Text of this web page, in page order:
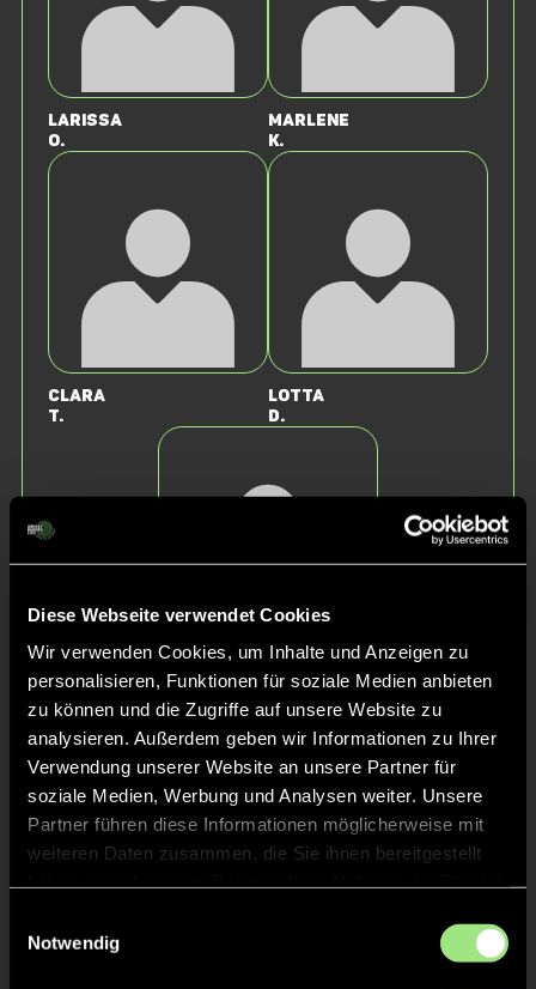
Diese Webseite verwendet Cookies
Wir verwenden Cookies, um Inhalte und Anzeigen zu
personalisieren, Funktionen für soziale Medien anbieten
zu können und die Zugriffe auf unsere Website zu
analysieren. Außerdem geben wir Informationen zu Ihrer
Verwendung unserer Website an unsere Partner für
soziale Medien, Werbung und Analysen weiter. Unsere
Partner führen diese Informationen möglicherweise mit
weiteren Daten zusammen, die Sie ihnen bereitgestellt
Notwendig
Larissa
O.
Marlene
K.
Clara
T.
Lotta
D.
Sanja
M.
Staff